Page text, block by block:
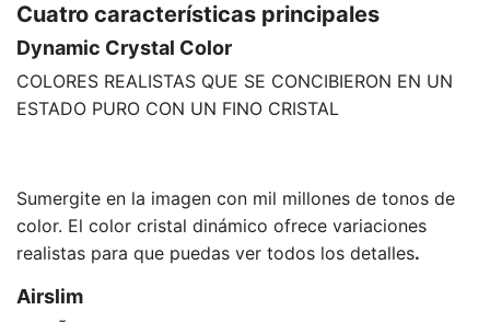
Cuatro características principales
Dynamic Crystal Color
COLORES REALISTAS QUE SE CONCIBIERON EN UN
ESTADO PURO CON UN FINO CRISTAL
Sumergite en la imagen con mil millones de tonos de
color. El color cristal dinámico ofrece variaciones
realistas para que puedas ver todos los detalles.
Airslim